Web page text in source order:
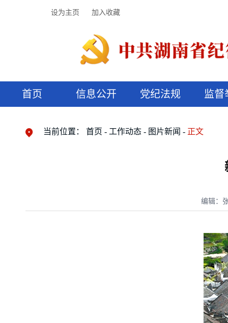
设为主页 加入收藏
首页 信息公开 党纪法规 监督
当前位置： 首页 工作动态 图片新闻 正文
编辑：